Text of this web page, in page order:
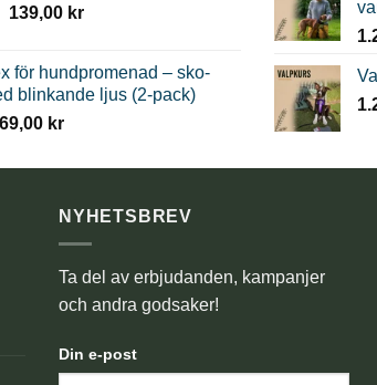
799,00 kr.399,00 kr.
Det
var:
219,00 kr.
139,00 krDet
är:
139,00 kr.
för hundpromenad – sko-
blinkande ljus (2-pack)
Det
99,00 kr.
69,00 krDet
priset
69,00 kr.
NYHETSBREV
Ta del av erbjudanden, kampanjer
och andra godsaker!
Din e-post